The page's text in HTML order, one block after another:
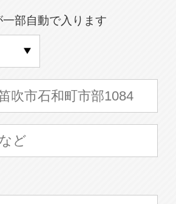
部自動で入ります